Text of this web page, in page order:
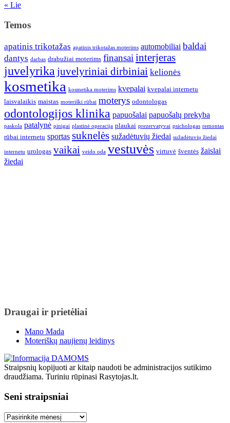
« Lie
Temos
apatinis trikotažas apatinis trikotažas moterims automobiliai baldai
dantys darbas drabužiai moterims finansai interjeras
juvelyrika juvelyriniai dirbiniai kelionės
kosmetika kosmetika moterims kvepalai kvepalai internetu
laisvalaikis maistas moteriški rūbai moterys odontologas
odontologijos klinika papuošalai papuošalų prekyba
paskola patalynė pinigai plastinė operacija plaukai prezervatyvai psichologas remontas
rūbai internetu sportas suknelės sužadėtuvių žiedai sužadėtuvių žiedai
internetu urologas vaikai veido oda vestuvės virtuvė šventės žaislai
žiedai
Draugai ir prietėliai
Mano Mada
Moteriškų naujienų leidinys
Straipsnių kopijuoti ar kitaip naudoti be administracijos sutikimo
draudžiama. Turiniu rūpinasi Rasytojas.lt.
Seni straipsniai
Seni